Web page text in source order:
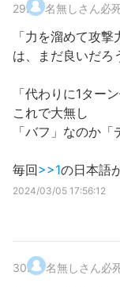
29. 名無しさん必
「力を溜めて攻撃
は、まだ良いだろ
「代わりに1ター
これで大無し
「バフ」なのか
毎回>>1の日本語
2024/03/05 17:56:12
30. 名無しさん必